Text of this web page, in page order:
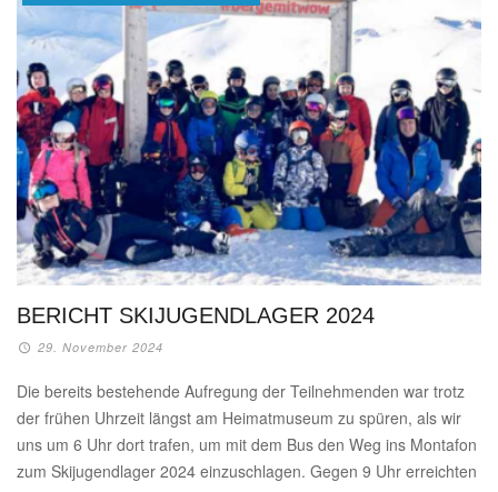
BERICHT SKIJUGENDLAGER 2024
29. November 2024
Die bereits bestehende Aufregung der Teilnehmenden war trotz
der frühen Uhrzeit längst am Heimatmuseum zu spüren, als wir
uns um 6 Uhr dort trafen, um mit dem Bus den Weg ins Montafon
zum Skijugendlager 2024 einzuschlagen. Gegen 9 Uhr erreichten